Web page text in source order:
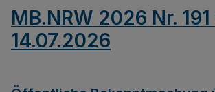
MB.NRW 2026 Nr.
14.07.2026